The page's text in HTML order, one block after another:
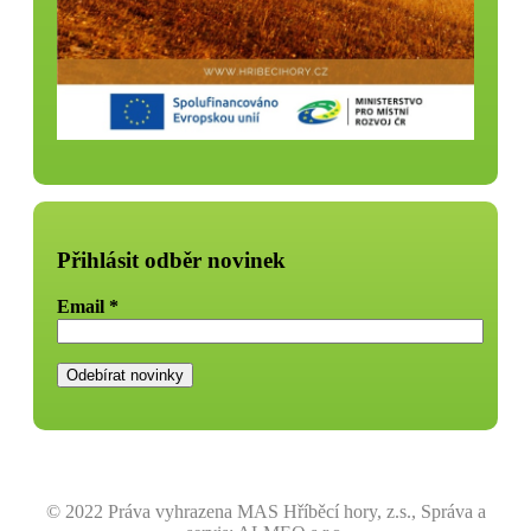
Přihlásit odběr novinek
Email *
© 2022 Práva vyhrazena MAS Hříběcí hory, z.s., Správa a